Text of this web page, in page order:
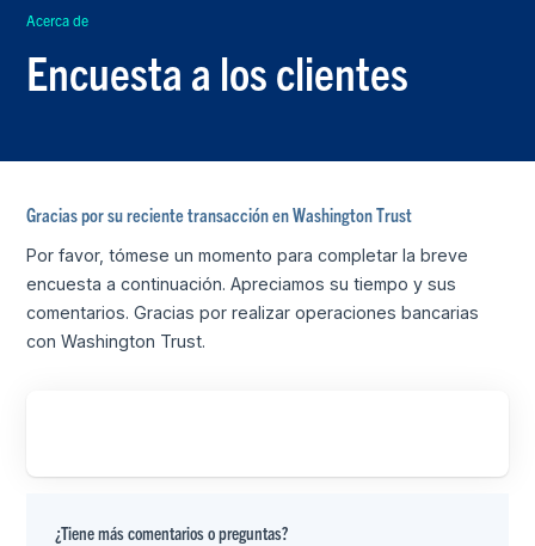
Acerca de
Encuesta a los clientes
Gracias por su reciente transacción en Washington Trust
Por favor, tómese un momento para completar la breve
encuesta a continuación. Apreciamos su tiempo y sus
comentarios. Gracias por realizar operaciones bancarias
con Washington Trust.
¿Tiene más comentarios o preguntas?